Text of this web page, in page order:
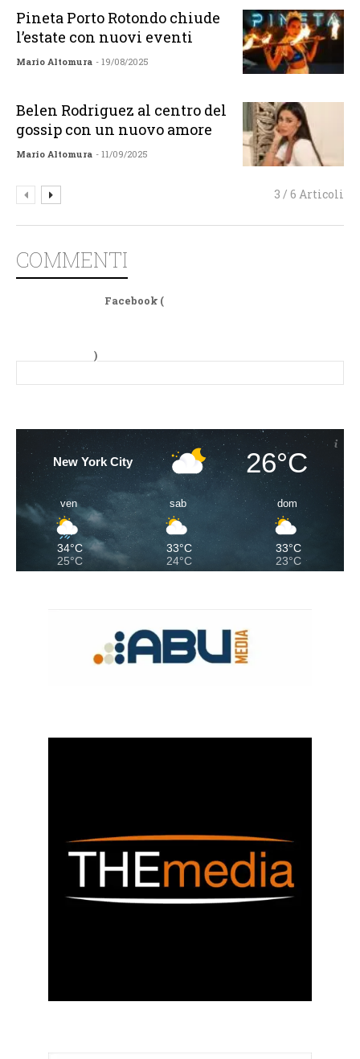
Pineta Porto Rotondo chiude
l’estate con nuovi eventi
Mario Altomura - 19/08/2025
Belen Rodriguez al centro del
gossip con un nuovo amore
Mario Altomura - 11/09/2025
3 / 6 Articoli
COMMENTI
Facebook (
)
New York City 26°C
ven
34°C
25°C
sab
33°C
24°C
dom
33°C
23°C